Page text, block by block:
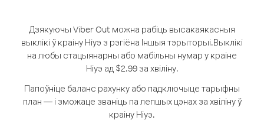
Дзякуючы Viber Out можна рабіць высакаякасныя
выклікі ў краіну Ніуэ з рэгіёна Іншыя тэрыторыі.Выклікі
на любы стацыянарны або мабільны нумар у краіне
Ніуэ ад $2.99 за хвіліну.
Папоўніце баланс рахунку або падключыце тарыфны
план — і зможаце званіць па лепшых цэнах за хвіліну ў
краіну Ніуэ.